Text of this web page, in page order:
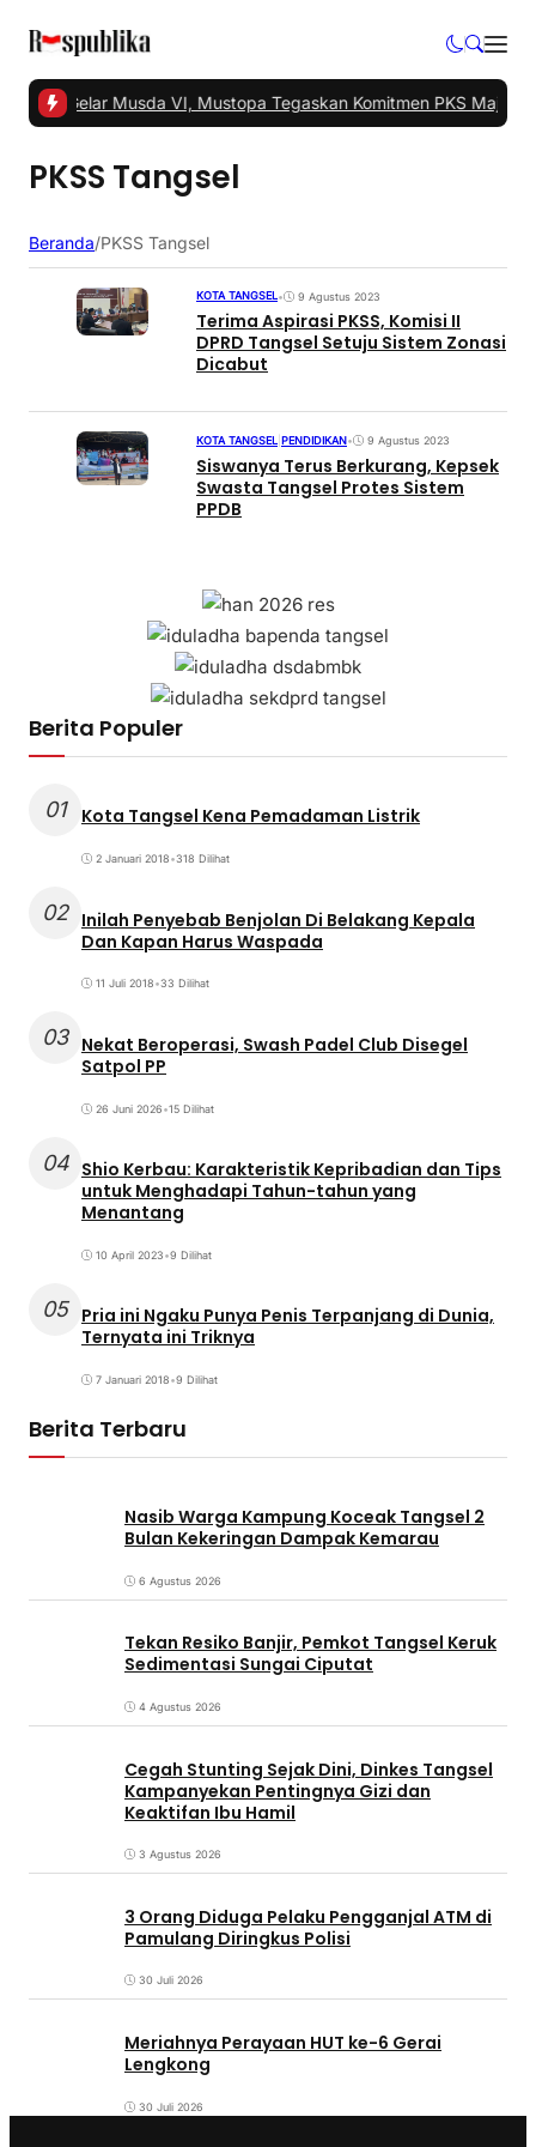
Gelar Musda VI, Mustopa Tegaskan Komitmen PKS
PKSS Tangsel
Beranda/PKSS Tangsel
KOTA TANGSEL• 9 Agustus 2023
Terima Aspirasi PKSS, Komisi II
DPRD Tangsel Setuju Sistem Zonasi
Dicabut
KOTA TANGSEL PENDIDIKAN• 9 Agustus 2023
Siswanya Terus Berkurang, Kepsek
Swasta Tangsel Protes Sistem
PPDB
Berita Populer
01 Kota Tangsel Kena Pemadaman Listrik
2 Januari 2018•318 Dilihat
02 Inilah Penyebab Benjolan Di Belakang Kepala
Dan Kapan Harus Waspada
11 Juli 2018•33 Dilihat
03 Nekat Beroperasi, Swash Padel Club Disegel
Satpol PP
26 Juni 2026•15 Dilihat
04 Shio Kerbau: Karakteristik Kepribadian dan Tips
untuk Menghadapi Tahun-tahun yang
Menantang
10 April 2023•9 Dilihat
05 Pria ini Ngaku Punya Penis Terpanjang di Dunia,
Ternyata ini Triknya
7 Januari 2018•9 Dilihat
Berita Terbaru
Nasib Warga Kampung Koceak Tangsel 2
Bulan Kekeringan Dampak Kemarau
6 Agustus 2026
Tekan Resiko Banjir, Pemkot Tangsel Keruk
Sedimentasi Sungai Ciputat
4 Agustus 2026
Cegah Stunting Sejak Dini, Dinkes Tangsel
Kampanyekan Pentingnya Gizi dan
Keaktifan Ibu Hamil
3 Agustus 2026
3 Orang Diduga Pelaku Pengganjal ATM di
Pamulang Diringkus Polisi
30 Juli 2026
Meriahnya Perayaan HUT ke-6 Gerai
Lengkong
30 Juli 2026